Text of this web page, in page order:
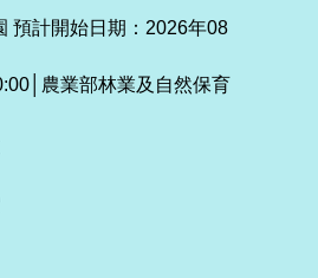
預計開始日期：2026年08
農業部林業及自然保育